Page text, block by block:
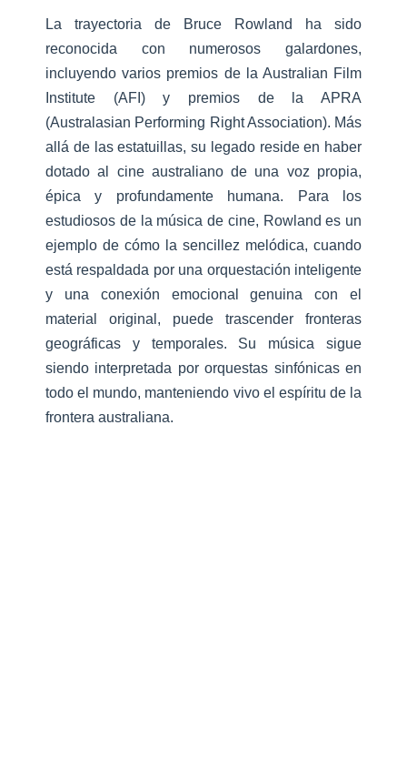
La trayectoria de Bruce Rowland ha sido
reconocida con numerosos galardones,
incluyendo varios premios de la Australian Film
Institute (AFI) y premios de la APRA
(Australasian Performing Right Association). Más
allá de las estatuillas, su legado reside en haber
dotado al cine australiano de una voz propia,
épica y profundamente humana. Para los
estudiosos de la música de cine, Rowland es un
ejemplo de cómo la sencillez melódica, cuando
está respaldada por una orquestación inteligente
y una conexión emocional genuina con el
material original, puede trascender fronteras
geográficas y temporales. Su música sigue
siendo interpretada por orquestas sinfónicas en
todo el mundo, manteniendo vivo el espíritu de la
frontera australiana.